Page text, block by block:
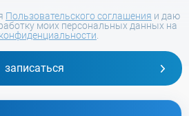
записаться
Пользовательского соглашения и даю
моих персональных данных на